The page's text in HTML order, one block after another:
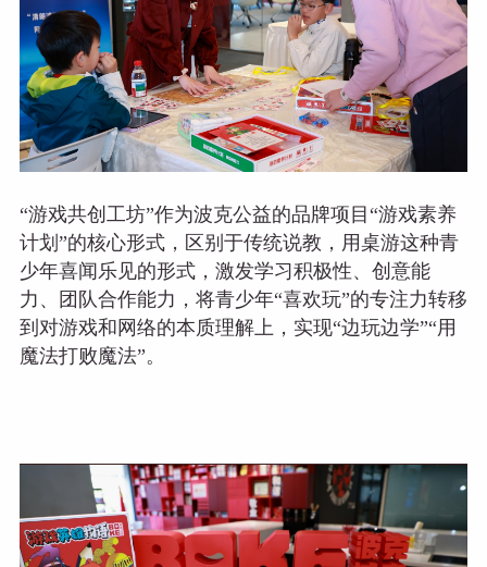
“游戏共创工坊”作为波克公益的品牌项目“游戏素养
计划”的核心形式，区别于传统说教，用桌游这种青
少年喜闻乐见的形式，激发学习积极性、创意能
力、团队合作能力，将青少年“喜欢玩”的专注力转移
到对游戏和网络的本质理解上，实现“边玩边学”“用
魔法打败魔法”。